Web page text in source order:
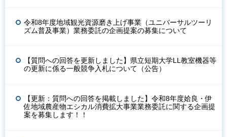
令和8年度地域観光資源磨き上げ事業（ユニバーサルツーリ
ズム普及事業）業務委託の企画提案の募集について
【質問への回答を更新しました】県立短期大学LL教室機器等
の更新に係る一般競争入札について（公告）
【更新：質問への回答を掲載しました】令和8年度姶良・伊
佐地域農産物エシカル消費拡大事業業務委託に関する企画提
案を募集します！！